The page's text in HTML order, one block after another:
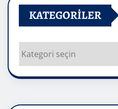
KATEGORILER
Kategoriler